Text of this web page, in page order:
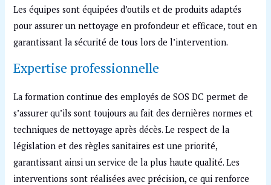
Les équipes sont équipées d’outils et de produits adaptés
pour assurer un nettoyage en profondeur et efficace, tout en
garantissant la sécurité de tous lors de l’intervention.
Expertise professionnelle
La formation continue des employés de SOS DC permet de
s’assurer qu’ils sont toujours au fait des dernières normes et
techniques de nettoyage après décès. Le respect de la
législation et des règles sanitaires est une priorité,
garantissant ainsi un service de la plus haute qualité. Les
interventions sont réalisées avec précision, ce qui renforce